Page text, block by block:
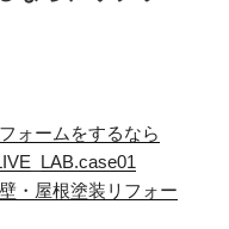
ォームをするなら
・屋根塗装リフォー